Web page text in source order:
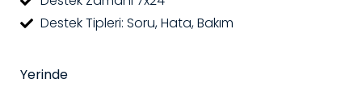
Destek Tipleri: Soru, Hata, Bakım
Yerinde